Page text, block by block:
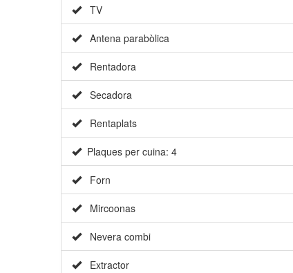
TV
Antena parabòlica
Rentadora
Secadora
Rentaplats
Plaques per cuina: 4
Forn
Mircoonas
Nevera combi
Extractor